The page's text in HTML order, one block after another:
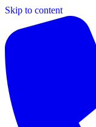
Skip to content